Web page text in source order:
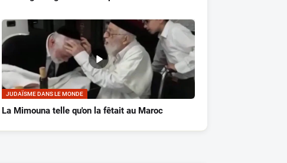
JUDAÏSME DANS LE MONDE
La Mimouna telle qu'on la fêtait au Maroc